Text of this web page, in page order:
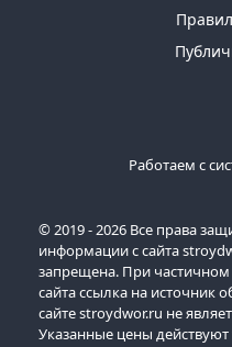
Работаем с
© 2019 - 2026 Все права
информации с сайта
запрещена. При
сайта ссылка на источник
сайте stroydwor.ru не
Указанные цены